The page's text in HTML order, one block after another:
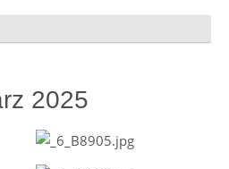
2025